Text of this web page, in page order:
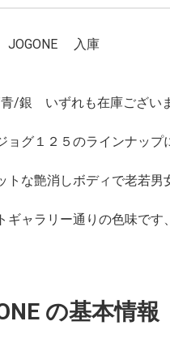
JOGONE 入庫
/銀 いずれも在庫ござい
ョグ１２５のラインナッ
トな艶消しボディで老若男
ギャラリー通りの色味です
の基本情報